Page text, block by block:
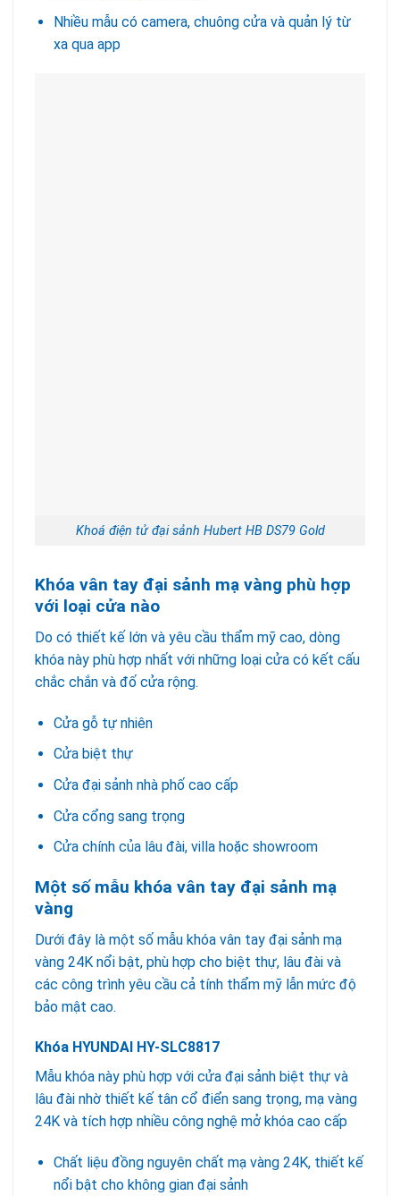
Nhiều mẫu có camera, chuông cửa và quản lý từ
xa qua app
Khoá điện tử đại sảnh Hubert HB DS79 Gold
Khóa vân tay đại sảnh mạ vàng phù hợp
với loại cửa nào
Do có thiết kế lớn và yêu cầu thẩm mỹ cao, dòng
khóa này phù hợp nhất với những loại cửa có kết cấu
chắc chắn và đố cửa rộng.
Cửa gỗ tự nhiên
Cửa biệt thự
Cửa đại sảnh nhà phố cao cấp
Cửa cổng sang trọng
Cửa chính của lâu đài, villa hoặc showroom
Một số mẫu khóa vân tay đại sảnh mạ
vàng
Dưới đây là một số mẫu khóa vân tay đại sảnh mạ
vàng 24K nổi bật, phù hợp cho biệt thự, lâu đài và
các công trình yêu cầu cả tính thẩm mỹ lẫn mức độ
bảo mật cao.
Khóa HYUNDAI HY-SLC8817
Mẫu khóa này phù hợp với cửa đại sảnh biệt thự và
lâu đài nhờ thiết kế tân cổ điển sang trọng, mạ vàng
24K và tích hợp nhiều công nghệ mở khóa cao cấp
Chất liệu đồng nguyên chất mạ vàng 24K, thiết kế
nổi bật cho không gian đại sảnh